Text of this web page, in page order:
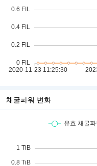
채굴파워 변화